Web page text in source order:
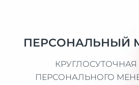
ПЕРСОНАЛЬНЫЙ
КРУГЛОСУТОЧНАЯ
ПЕРСОНАЛЬНОГО